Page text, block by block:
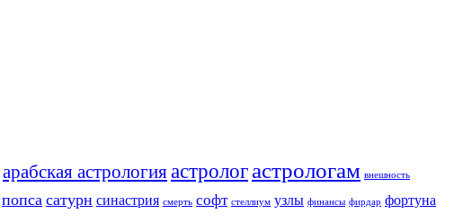
арабская астрологияастролог астрологам внешность
попса сатурн синастрия смерть софт стеллиум узлы финансы фирдар фортуна